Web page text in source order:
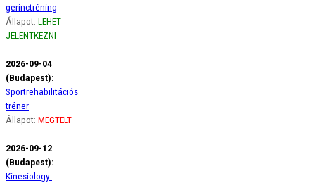
gerinctréning
Állapot: LEHET
JELENTKEZNI
2026-09-04
(Budapest):
Sportrehabilitációs
tréner
Állapot: MEGTELT
2026-09-12
(Budapest):
Kinesiology-